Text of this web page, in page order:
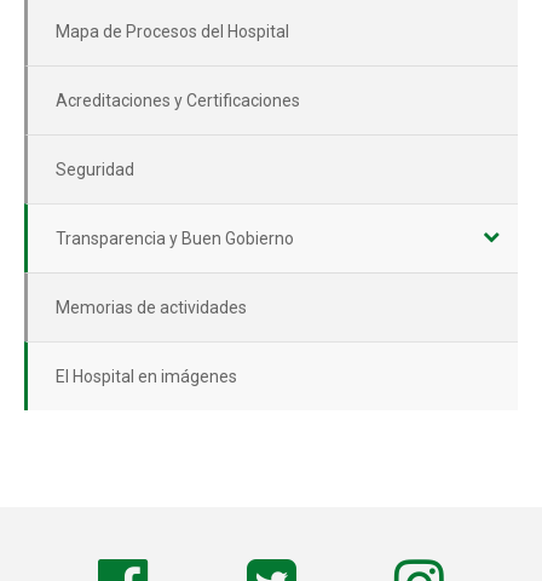
Mapa de Procesos del Hospital
Acreditaciones y Certificaciones
Seguridad
Transparencia y Buen Gobierno
Memorias de actividades
El Hospital en imágenes